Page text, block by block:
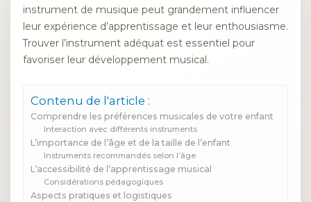
instrument de musique peut grandement influencer
leur expérience d’apprentissage et leur enthousiasme.
Trouver l’instrument adéquat est essentiel pour
favoriser leur développement musical.
Contenu de l'article :
Comprendre les préférences musicales de votre enfant
Interaction avec différents instruments
L’importance de l’âge et de la taille de l’enfant
Instruments recommandés selon l’âge
L’accessibilité de l’apprentissage musical
Considérations pédagogiques
Aspects pratiques et logistiques